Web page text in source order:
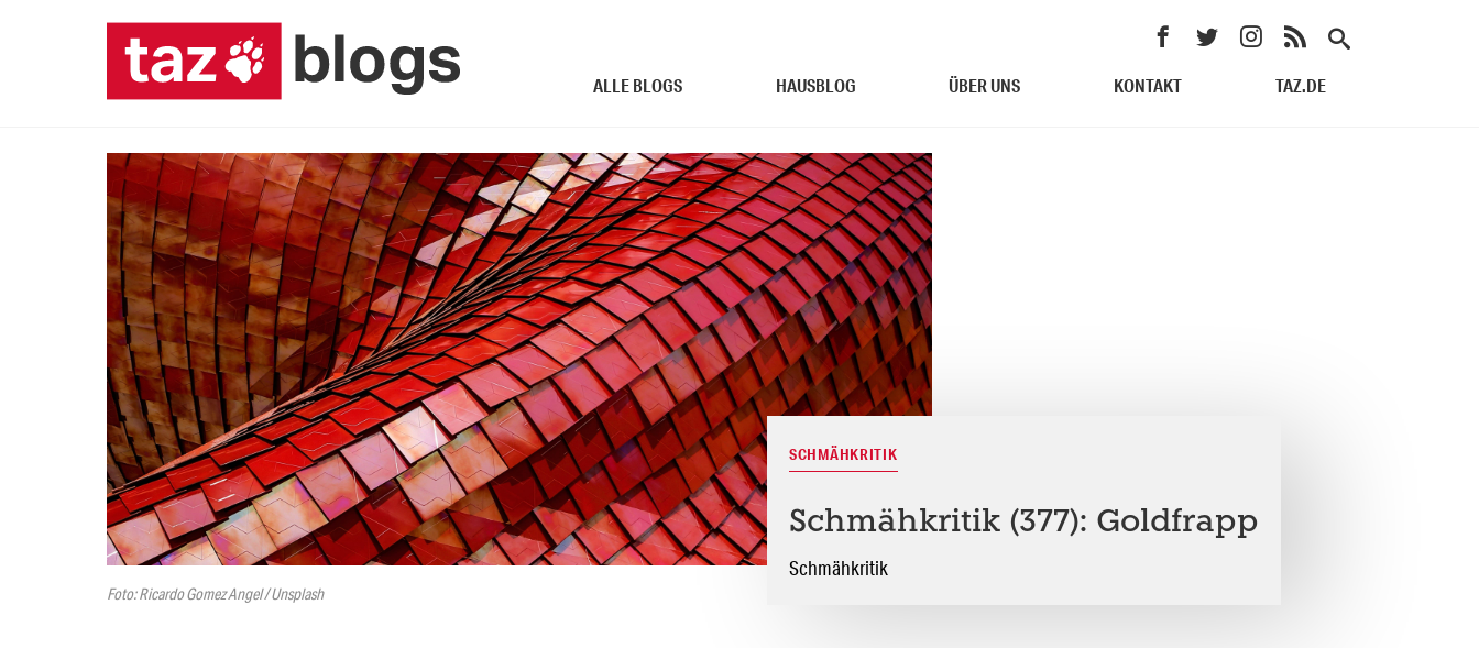
ALLE BLOGS HAUSBLOG ÜBER UNS KONTAKT TAZ.DE
Foto: Ricardo Gomez Angel / Unsplash
SCHMÄHKRITIK
Schmähkritik (377): Goldfrapp
Schmähkritik